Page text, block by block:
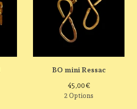
BO mini Ressac
45,00€
2 Options